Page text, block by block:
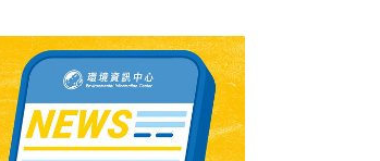
排隊耗費時間，裝填也蓬
方米，縣府每立方米售價2百
獲砂石業者檢舉，承攬挖工
付180元費用，才能享有同等
不願配合的業者百受刁難，